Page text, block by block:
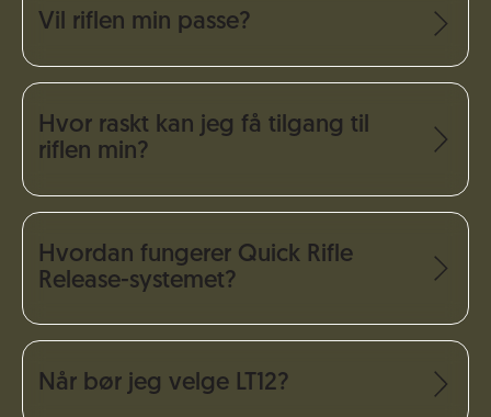
Vil riflen min passe?
Hvor raskt kan jeg få tilgang til
riflen min?
Hvordan fungerer Quick Rifle
Release-systemet?
Når bør jeg velge LT12?